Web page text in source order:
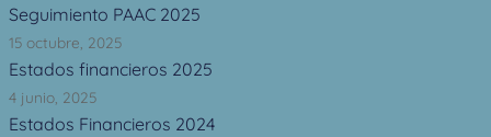
Seguimiento PAAC 2025
15 octubre, 2025
Estados financieros 2025
4 junio, 2025
Estados Financieros 2024